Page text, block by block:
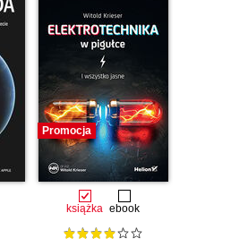
Promocja
książka ebook